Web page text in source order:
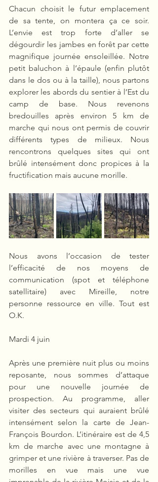
Chacun choisit le futur emplacement
de sa tente, on montera ça ce soir.
L’envie est trop forte d’aller se
dégourdir les jambes en forêt par cette
magnifique journée ensoleillée. Notre
petit baluchon à l’épaule (enfin plutôt
dans le dos ou à la taille), nous partons
explorer les abords du sentier à l’Est du
camp de base. Nous revenons
bredouilles après environ 5 km de
marche qui nous ont permis de couvrir
différents types de milieux. Nous
rencontrons quelques sites qui ont
brûlé intensément donc propices à la
fructification mais aucune morille.
Nous avons l’occasion de tester
l’efficacité de nos moyens de
communication (spot et téléphone
satellitaire) avec Mireille, notre
personne ressource en ville. Tout est
O.K.
Mardi 4 juin
Après une première nuit plus ou moins
reposante, nous sommes d’attaque
pour une nouvelle journée de
prospection. Au programme, aller
visiter des secteurs qui auraient brûlé
intensément selon la carte de Jean-
François Bourdon. L’itinéraire est de 4,5
km de marche avec une montagne à
grimper et une rivière à traverser. Pas de
morilles en vue mais une vue